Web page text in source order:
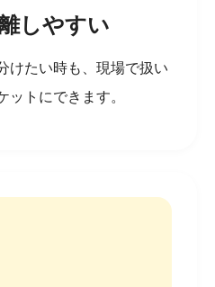
しやすい
けたい時も、現場で扱い
ットにできます。